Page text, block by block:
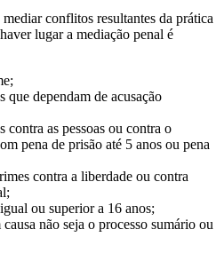
conflitos resultantes da prática
lugar a mediação penal é
que dependam de acusação
contra as pessoas ou contra o
pena de prisão até 5 anos ou pena
contra a liberdade ou contra
ou superior a 16 anos;
não seja o processo sumário ou